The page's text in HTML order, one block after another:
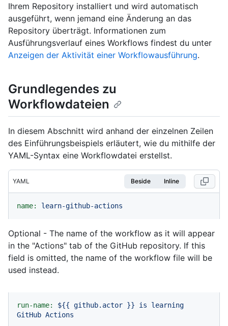
Ihrem Repository installiert und wird automatisch
ausgeführt, wenn jemand eine Änderung an das
Repository überträgt. Informationen zum
Ausführungsverlauf eines Workflows findest du unter
Anzeigen der Aktivität einer Workflowausführung.
Grundlegendes zu
Workflowdateien
In diesem Abschnitt wird anhand der einzelnen Zeilen
des Einführungsbeispiels erläutert, wie du mithilfe der
YAML-Syntax eine Workflowdatei erstellst.
YAML Beside Inline
name: learn-github-actions
Optional - The name of the workflow as it will appear
in the "Actions" tab of the GitHub repository. If this
field is omitted, the name of the workflow file will be
used instead.
run-name: ${{ github.actor }} is
learning
GitHub Actions